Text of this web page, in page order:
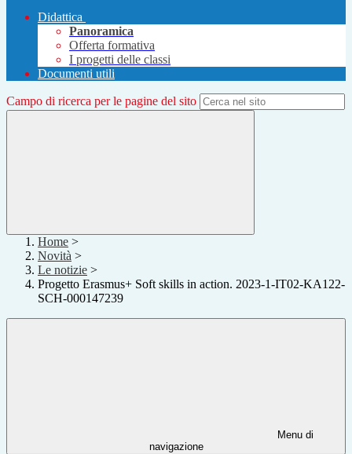
Didattica
Panoramica
Offerta formativa
I progetti delle classi
Documenti utili
Campo di ricerca per le pagine del sito
Home >
Novità >
Le notizie >
Progetto Erasmus+ Soft skills in action. 2023-1-IT02-KA122-
SCH-000147239
Menu di
navigazione